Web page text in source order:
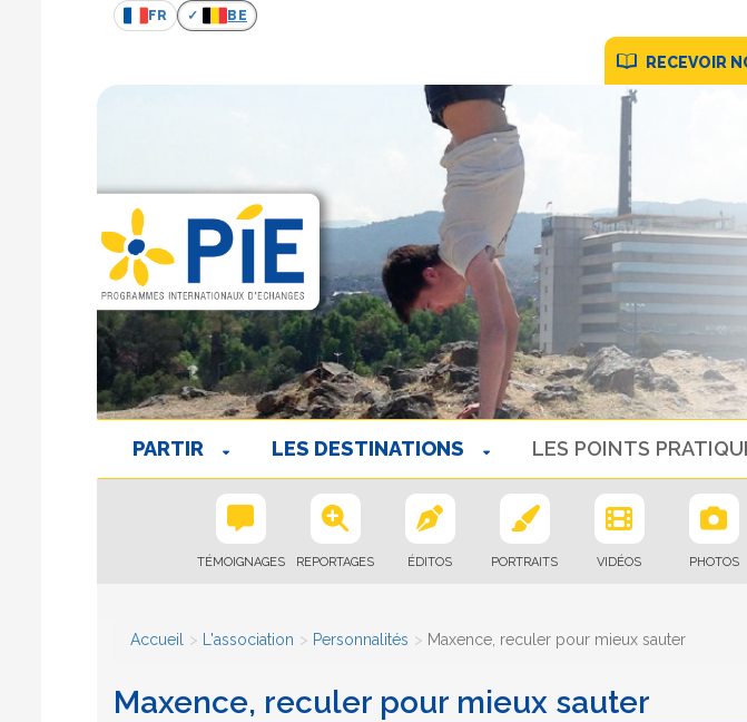
FR BE
RECEVOIR
PARTIR LES DESTINATIONS LES POINTS
TÉMOIGNAGES REPORTAGES ÉDITOS PORTRAITS VIDÉOS PHOTOS
Accueil L'association Personnalités Maxence, reculer pour mieux sauter
Maxence, reculer pour mieux sauter